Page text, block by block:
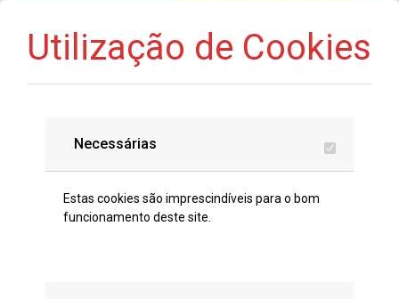
Utilização de Cookies
Necessárias
Estas cookies são imprescindíveis para o bom
funcionamento deste site.
participar